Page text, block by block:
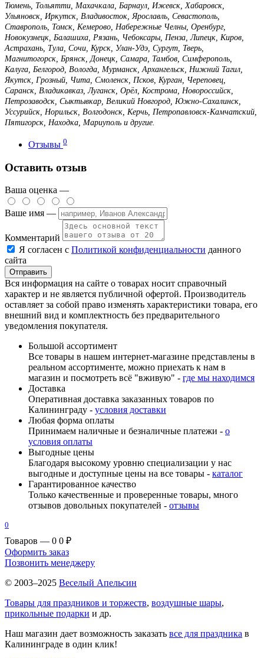
Тюмень, Тольятти, Махачкала, Барнаул, Ижевск, Хабаровск,
Ульяновск, Иркутск, Владивосток, Ярославль, Севастополь,
Ставрополь, Томск, Кемерово, Набережные Челны, Оренбург,
Новокузнецк, Балашиха, Рязань, Чебоксары, Пенза, Липецк, Киров,
Астрахань, Тула, Сочи, Курск, Улан-Удэ, Сургут, Тверь,
Магнитогорск, Брянск, Донецк, Самара, Тамбов, Симферополь,
Калуга, Белгород, Вологда, Мурманск, Архангельск, Нижний Тагил,
Якутск, Грозный, Чита, Смоленск, Псков, Курган, Череповец,
Саранск, Владикавказ, Луганск, Орёл, Кострома, Новороссийск,
Петрозаводск, Сыктывкар, Великий Новгород, Южно-Сахалинск,
Уссурийск, Норильск, Волгодонск, Керчь, Петропавловск-Камчатский,
Пятигорск, Находка, Мариуполь и другие.
Отзывы 0
Оставить отзыв
Ваша оценка —
Ваше имя —
Комментарий
Я согласен с Политикой конфиденциальности данного
сайта
Вся информация на сайте о товарах носит справочный
характер и не является публичной офертой. Производитель
оставляет за собой право изменять характеристики товара, его
внешний вид и комплектность без предварительного
уведомления покупателя.
Большой ассортимент
Все товары в нашем интернет-магазине представлены в
реальном ассортименте, можно приехать к нам в
магазин и посмотреть всё "вживую" - где мы находимся
Доставка
Оперативная доставка заказанных товаров по
Калининграду - условия доставки
Любая форма оплаты
Принимаем наличные и безналичные платежи - о
условия оплаты
Выгодные цены
Благодаря высокому уровню специализации у нас
выгодные и доступные цены на все товары - каталог
Гарантированное качество
Только качественные и проверенные товары, много
отзывов довольных покупателей - отзывы
0
Товаров — 0 0 ₽
Оформить заказ
Позвонить менеджеру
© 2003–2025 Веселый Апельсин
Товары для праздников и торжеств, воздушные шары,
прикольные подарки и др.
Наш магазин дает возможность заказать все для праздника в
Калининграде в один клик!